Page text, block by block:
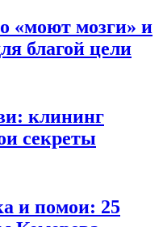
«моют мозги» и
благой цели
клининг
секреты
и помои: 25